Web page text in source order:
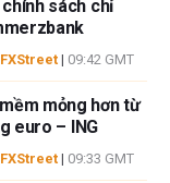
đã đăng ký và không
tư vấn đầu tư.
sách chỉ
| 09:42 GMT
mỏng hơn từ
euro – ING
| 09:33 GMT